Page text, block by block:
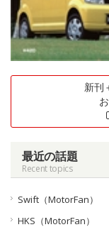
新刊
最近の話題
Recent topics
Swift（MotorFan）
HKS（MotorFan）